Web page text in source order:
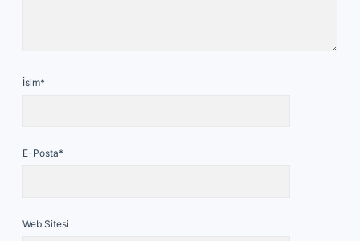
İsim*
E-Posta*
Web Sitesi